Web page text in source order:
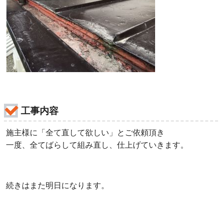
工事内容
施主様に「全て直して欲しい」とご依頼頂き
一度、全てばらして組み直し、仕上げていきます。
続きはまた明日になります。